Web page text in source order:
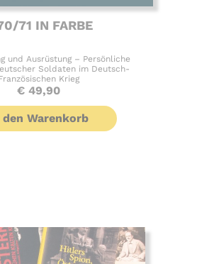
71 IN FARBE
und Ausrüstung – Persönliche
Soldaten im Deutsch-
Krieg
€ 49,90
den Warenkorb